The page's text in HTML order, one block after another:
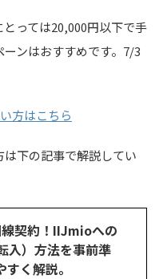
っては20,000円以下で手
ンはおすすめです。7/3
方はこちら
下の記事で解説してい
契約！IIJmioへの
入）方法を事前準
く解説。